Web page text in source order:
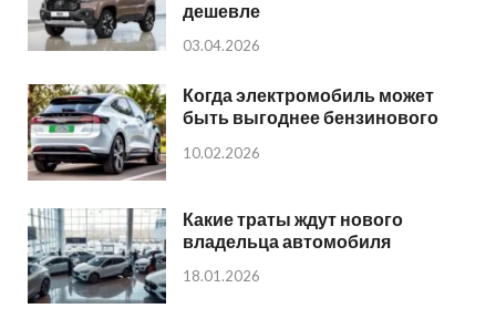
дешевле
03.04.2026
Когда электромобиль может
быть выгоднее бензинового
10.02.2026
Какие траты ждут нового
владельца автомобиля
18.01.2026